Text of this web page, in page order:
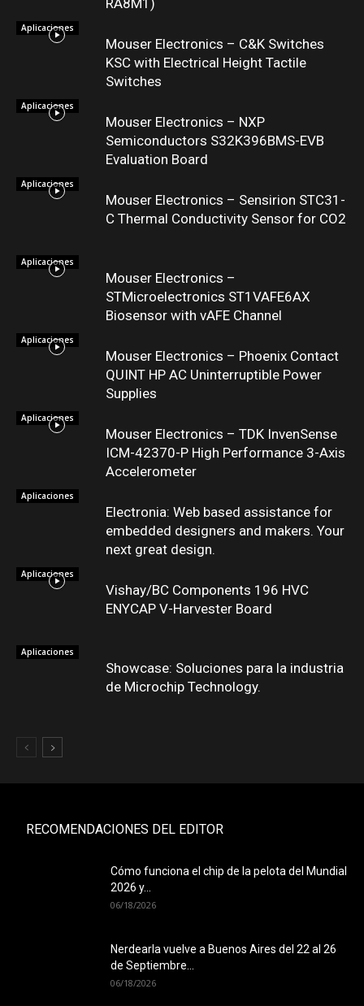
Aplicaciones
Mouser Electronics – C&K Switches
KSC with Electrical Height Tactile
Switches
Aplicaciones
Mouser Electronics – NXP
Semiconductors S32K396BMS-EVB
Evaluation Board
Aplicaciones
Mouser Electronics – Sensirion STC31-
C Thermal Conductivity Sensor for CO2
Aplicaciones
Mouser Electronics –
STMicroelectronics ST1VAFE6AX
Biosensor with vAFE Channel
Aplicaciones
Mouser Electronics – Phoenix Contact
QUINT HP AC Uninterruptible Power
Supplies
Aplicaciones
Mouser Electronics – TDK InvenSense
ICM-42370-P High Performance 3-Axis
Accelerometer
Aplicaciones
Electronia: Web based assistance for
embedded designers and makers. Your
next great design.
Aplicaciones
Vishay/BC Components 196 HVC
ENYCAP V-Harvester Board
Aplicaciones
Showcase: Soluciones para la industria
de Microchip Technology.
RECOMENDACIONES DEL EDITOR
Cómo funciona el chip de la pelota del Mundial
2026 y...
06/18/2026
Nerdearla vuelve a Buenos Aires del 22 al 26
de Septiembre...
06/18/2026